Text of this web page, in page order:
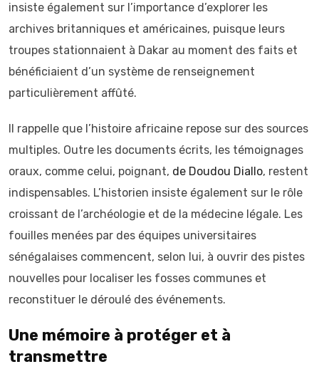
insiste également sur l’importance d’explorer les
archives britanniques et américaines, puisque leurs
troupes stationnaient à Dakar au moment des faits et
bénéficiaient d’un système de renseignement
particulièrement affûté.
Il rappelle que l’histoire africaine repose sur des sources
multiples. Outre les documents écrits, les témoignages
oraux, comme celui, poignant, de Doudou Diallo, restent
indispensables. L’historien insiste également sur le rôle
croissant de l’archéologie et de la médecine légale. Les
fouilles menées par des équipes universitaires
sénégalaises commencent, selon lui, à ouvrir des pistes
nouvelles pour localiser les fosses communes et
reconstituer le déroulé des événements.
Une mémoire à protéger et à
transmettre